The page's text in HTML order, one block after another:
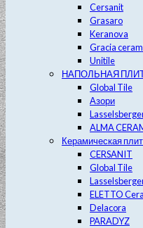
Cersanit
Grasaro
Keranova
Gracia
Unitile
НАПОЛЬНАЯ
Global Tile
Азори
ALMA
Керамическая
CERSANIT
Global Tile
ELETTO
Delacora
PARADYZ